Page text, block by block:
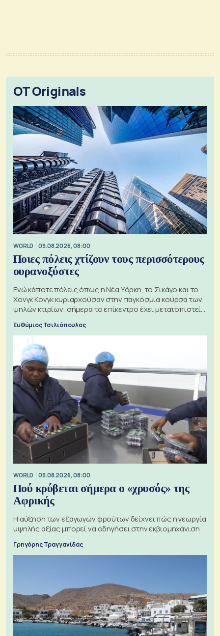
OT Originals
WORLD 09.08.2026, 08:00
Ποιες πόλεις χτίζουν τους περισσότερους
ουρανοξύστες
Ενώ κάποτε πόλεις όπως η Νέα Υόρκη, το Σικάγο και το
Χονγκ Κονγκ κυριαρχούσαν στην παγκόσμια κούρσα των
ψηλών κτιρίων, σήμερα το επίκεντρο έχει μετατοπιστεί
Ευθύμιος Τσιλιόπουλος
WORLD 09.08.2026, 08:00
Πού κρύβεται σήμερα ο «χρυσός» της
Αφρικής
Η αύξηση των εξαγωγών φρούτων δείχνει πώς η γεωργία
υψηλής αξίας μπορεί να οδηγήσει στην εκβιομηχάνιση
Γρηγόρης Τραγγανίδας